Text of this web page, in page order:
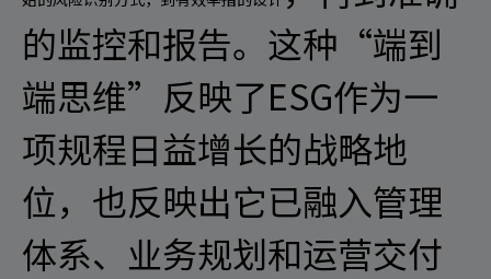
的监控和报告。这种“端到
端思维”反映了ESG作为一
项规程日益增长的战略地
位，也反映出它已融入管理
体系、业务规划和运营交付